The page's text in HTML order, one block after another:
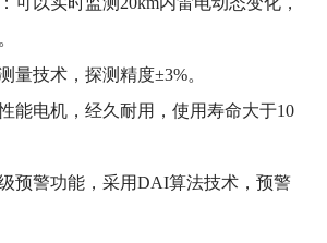
量技术，探测精度±3%。
能电机，经久耐用，使用寿命大于10
预警功能，采用DAI算法技术，预警